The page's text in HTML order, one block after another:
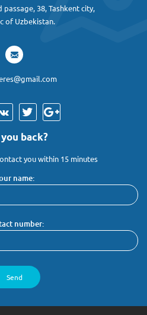
passage, 38, Tashkent city,
of Uzbekistan.
back?
you within 15 minutes
name:
number:
Send